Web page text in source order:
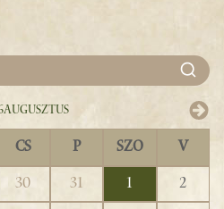
Augusztus
CS P SZO V
30 31 1
2